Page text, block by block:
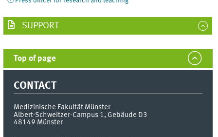
SUPPORT
Top of page
CONTACT
Medizinische Fakultät Münster
Albert-Schweitzer-Campus 1, Gebäude D3
48149 Münster